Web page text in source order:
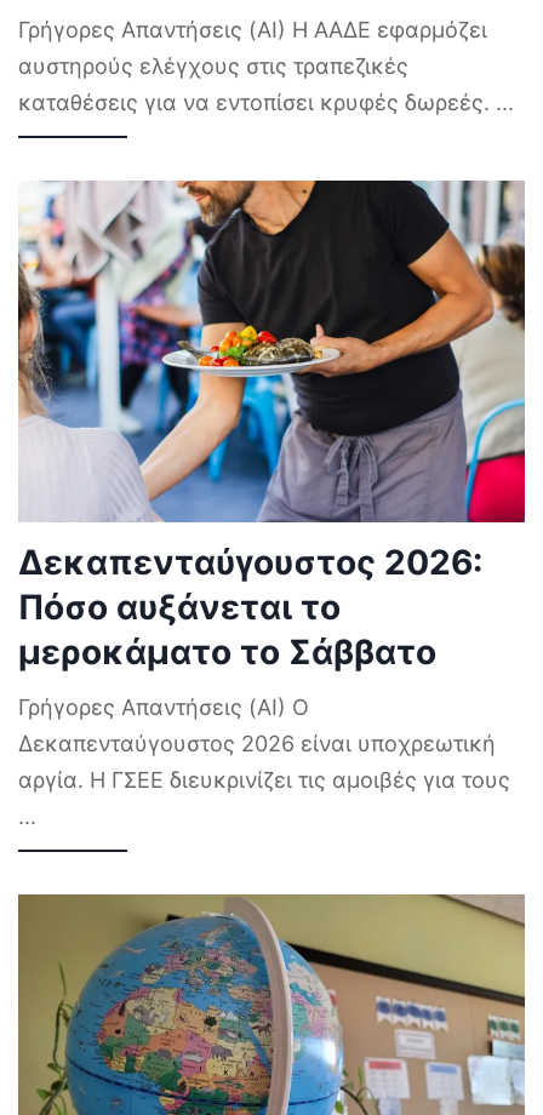
Γρήγορες Απαντήσεις (AI) Η ΑΑΔΕ εφαρμόζει
αυστηρούς ελέγχους στις τραπεζικές
καταθέσεις για να εντοπίσει κρυφές δωρεές. ...
Δεκαπενταύγουστος 2026:
Πόσο αυξάνεται το
μεροκάματο το Σάββατο
Γρήγορες Απαντήσεις (AI) Ο
Δεκαπενταύγουστος 2026 είναι υποχρεωτική
αργία. Η ΓΣΕΕ διευκρινίζει τις αμοιβές για τους
...